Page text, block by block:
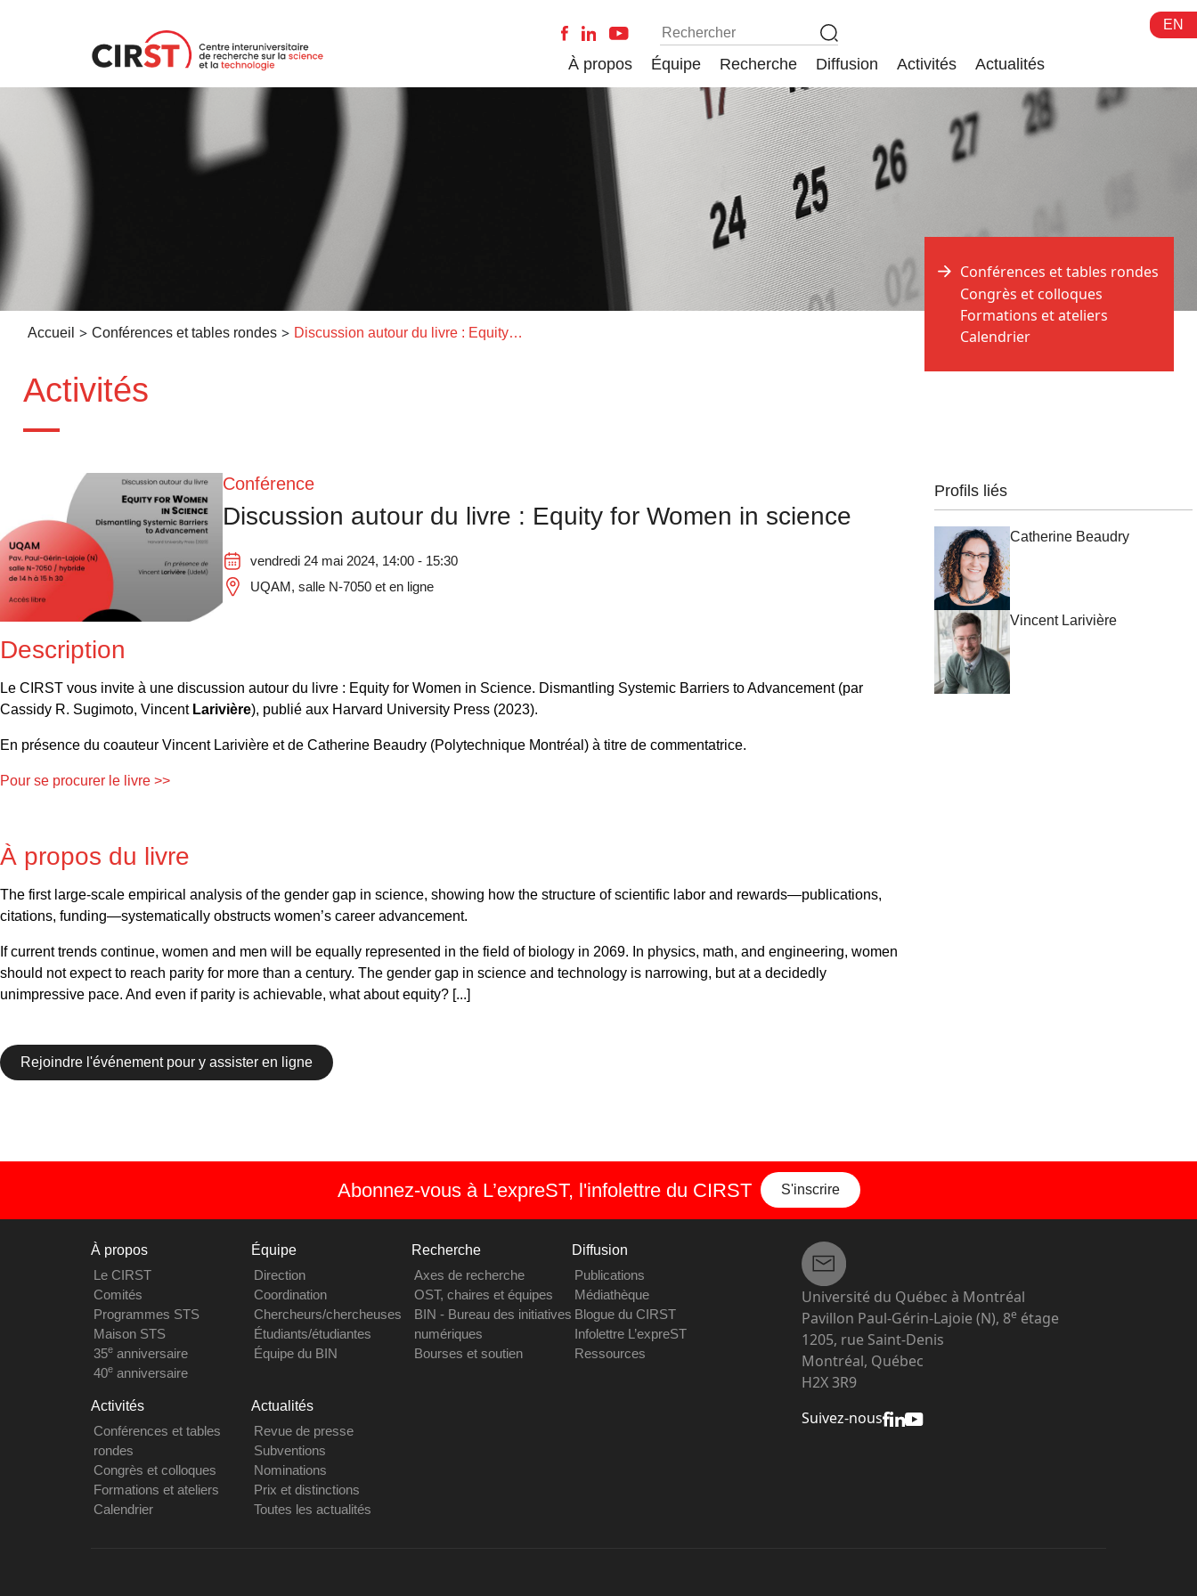
EN
À propos Équipe Recherche Diffusion Activités Actualités
Accueil > Conférences et tables rondes > Discussion autour du livre : Equity for Women in science
Activités
Conférences et tables rondes
Congrès et colloques
Formations et ateliers
Calendrier
Conférence
Discussion autour du livre : Equity for Women in science
vendredi 24 mai 2024, 14:00 - 15:30
UQAM, salle N-7050 et en ligne
Description
Le CIRST vous invite à une discussion autour du livre : Equity for Women in Science. Dismantling Systemic Barriers to Advancement (par
Cassidy R. Sugimoto, Vincent Larivière), publié aux Harvard University Press (2023).
En présence du coauteur Vincent Larivière et de Catherine Beaudry (Polytechnique Montréal) à titre de commentatrice.
Pour se procurer le livre >>
À propos du livre
The first large-scale empirical analysis of the gender gap in science, showing how the structure of scientific labor and rewards—publications,
citations, funding—systematically obstructs women’s career advancement.
If current trends continue, women and men will be equally represented in the field of biology in 2069. In physics, math, and engineering, women
should not expect to reach parity for more than a century. The gender gap in science and technology is narrowing, but at a decidedly
unimpressive pace. And even if parity is achievable, what about equity? [...]
Rejoindre l'événement pour y assister en ligne
Profils liés
Catherine Beaudry
Vincent Larivière
Abonnez-vous à L’expreST, l'infolettre du CIRST S'inscrire
À propos
Le CIRST
Comités
Programmes STS
Maison STS
35eanniversaire
40eanniversaire
Équipe
Direction
Coordination
Chercheurs/chercheuses
Étudiants/étudiantes
Équipe du BIN
Recherche
Axes de recherche
OST, chaires et équipes
BIN - Bureau des initiatives
numériques
Bourses et soutien
Diffusion
Publications
Médiathèque
Blogue du CIRST
Infolettre L’expreST
Ressources
Activités
Conférences et tables
rondes
Congrès et colloques
Formations et ateliers
Calendrier
Actualités
Revue de presse
Subventions
Nominations
Prix et distinctions
Toutes les actualités
Université du Québec à Montréal
Pavillon Paul-Gérin-Lajoie (N), 8e étage
1205, rue Saint-Denis
Montréal, Québec
H2X 3R9
Suivez-nous